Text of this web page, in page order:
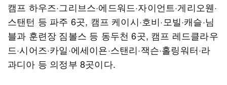
캠프 하우즈·그리브스·에드워드·자이언트·게리오웬·
스탠턴 등 파주 6곳, 캠프 케이시·호비·모빌·캐슬·님
블과 훈련장 짐볼스 등 동두천 6곳, 캠프 레드클라우
드·시어즈·카일·에세이욘·스탠리·잭슨·홀링워터·라
과디아 등 의정부 8곳이다.